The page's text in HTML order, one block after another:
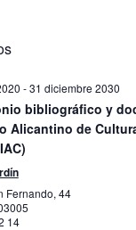
-31 diciembre 2030
bibliográfico y
Alicantino de
Fernando, 44
14